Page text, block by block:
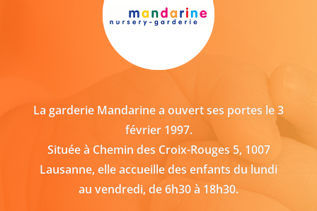
La garderie Mandarine a ouvert ses portes le 3
février 1997.
Située à Chemin des Croix-Rouges 5, 1007
Lausanne, elle accueille des enfants du lundi
au vendredi, de 6h30 à 18h30.